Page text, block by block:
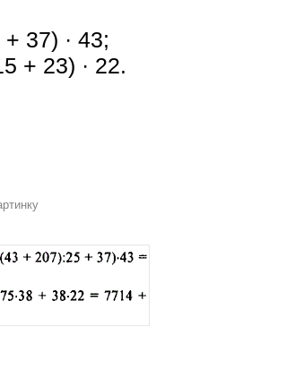
37) · 43;
+ 23) · 22.